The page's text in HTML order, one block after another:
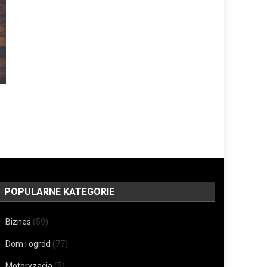
POPULARNE KATEGORIE
Biznes (59)
Dom i ogród (77)